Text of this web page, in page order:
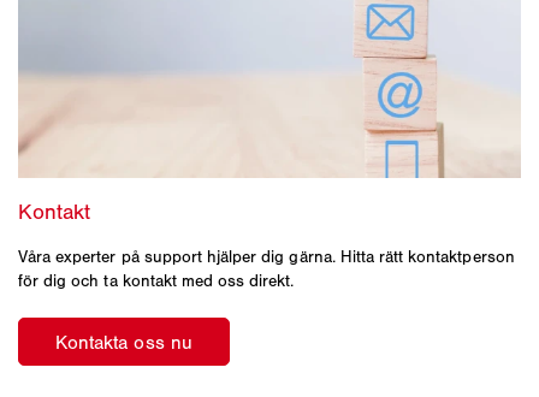
Våra experter på support hjälper dig gärna. Hitta rätt kontaktperson
för dig och ta kontakt med oss direkt.